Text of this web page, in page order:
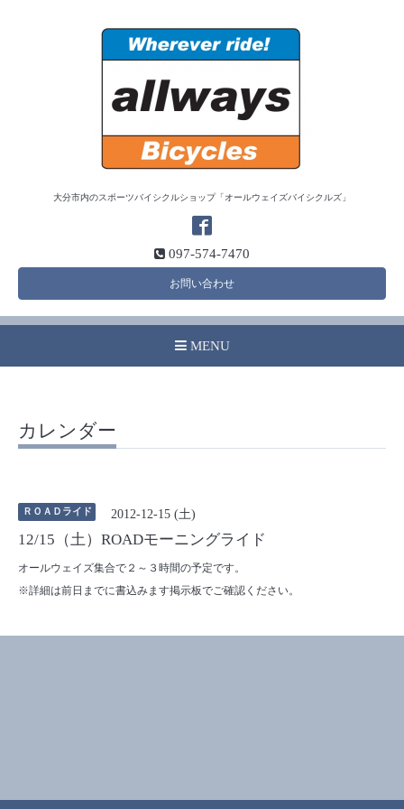
大分市内のスポーツバイシクルショップ「オールウェイズバイシクルズ」
097-574-7470
お問い合わせ
MENU
カレンダー
ＲＯＡＤライド 2012-12-15 (土)
12/15（土）ROADモーニングライド
オールウェイズ集合で２～３時間の予定です。
※詳細は前日までに書込みます掲示板でご確認ください。